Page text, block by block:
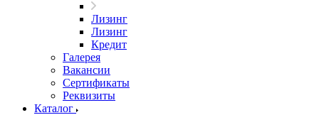
Лизинг
Лизинг
Кредит
Галерея
Вакансии
Сертификаты
Реквизиты
Каталог